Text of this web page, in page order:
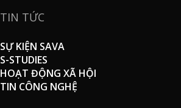
TIN TỨC
SỰ KIỆN SAVA
S-STUDIES
HOẠT ĐỘNG XÃ HỘI
TIN CÔNG NGHỆ